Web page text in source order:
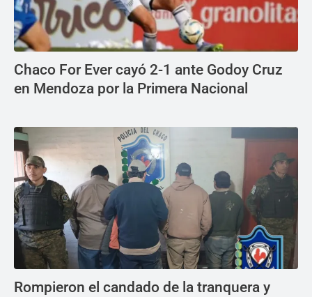
Chaco For Ever cayó 2-1 ante Godoy Cruz
en Mendoza por la Primera Nacional
Rompieron el candado de la tranquera y